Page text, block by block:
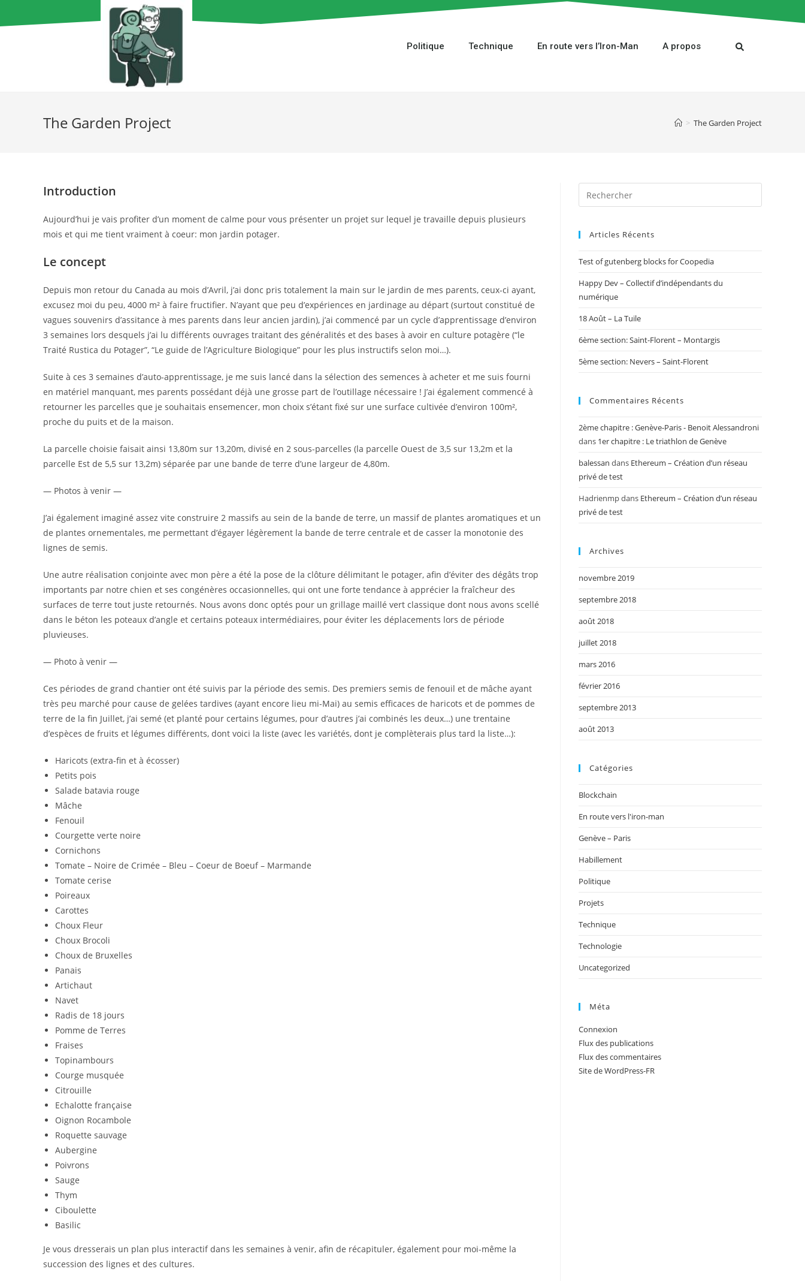
Politique Technique En route vers l’Iron-Man A propos
The Garden Project > The Garden Project
Introduction
Aujourd’hui je vais profiter d’un moment de calme pour vous présenter un projet sur lequel je travaille depuis plusieurs
mois et qui me tient vraiment à coeur: mon jardin potager.
Le concept
Depuis mon retour du Canada au mois d’Avril, j’ai donc pris totalement la main sur le jardin de mes parents, ceux-ci ayant,
excusez moi du peu, 4000 m² à faire fructifier. N’ayant que peu d’expériences en jardinage au départ (surtout constitué de
vagues souvenirs d’assitance à mes parents dans leur ancien jardin), j’ai commencé par un cycle d’apprentissage d’environ
3 semaines lors desquels j’ai lu différents ouvrages traitant des généralités et des bases à avoir en culture potagère (“le
Traité Rustica du Potager”, “Le guide de l’Agriculture Biologique” pour les plus instructifs selon moi…).
Suite à ces 3 semaines d’auto-apprentissage, je me suis lancé dans la sélection des semences à acheter et me suis fourni
en matériel manquant, mes parents possédant déjà une grosse part de l’outillage nécessaire ! J’ai également commencé à
retourner les parcelles que je souhaitais ensemencer, mon choix s’étant fixé sur une surface cultivée d’environ 100m²,
proche du puits et de la maison.
La parcelle choisie faisait ainsi 13,80m sur 13,20m, divisé en 2 sous-parcelles (la parcelle Ouest de 3,5 sur 13,2m et la
parcelle Est de 5,5 sur 13,2m) séparée par une bande de terre d’une largeur de 4,80m.
— Photos à venir —
J’ai également imaginé assez vite construire 2 massifs au sein de la bande de terre, un massif de plantes aromatiques et un
de plantes ornementales, me permettant d’égayer légèrement la bande de terre centrale et de casser la monotonie des
lignes de semis.
Une autre réalisation conjointe avec mon père a été la pose de la clôture délimitant le potager, afin d’éviter des dégâts trop
importants par notre chien et ses congénères occasionnelles, qui ont une forte tendance à apprécier la fraîcheur des
surfaces de terre tout juste retournés. Nous avons donc optés pour un grillage maillé vert classique dont nous avons scellé
dans le béton les poteaux d’angle et certains poteaux intermédiaires, pour éviter les déplacements lors de période
pluvieuses.
— Photo à venir —
Ces périodes de grand chantier ont été suivis par la période des semis. Des premiers semis de fenouil et de mâche ayant
très peu marché pour cause de gelées tardives (ayant encore lieu mi-Mai) au semis efficaces de haricots et de pommes de
terre de la fin Juillet, j’ai semé (et planté pour certains légumes, pour d’autres j’ai combinés les deux…) une trentaine
d’espèces de fruits et légumes différents, dont voici la liste (avec les variétés, dont je complèterais plus tard la liste…):
Haricots (extra-fin et à écosser)
Petits pois
Salade batavia rouge
Mâche
Fenouil
Courgette verte noire
Cornichons
Tomate – Noire de Crimée – Bleu – Coeur de Boeuf – Marmande
Tomate cerise
Poireaux
Carottes
Choux Fleur
Choux Brocoli
Choux de Bruxelles
Panais
Artichaut
Navet
Radis de 18 jours
Pomme de Terres
Fraises
Topinambours
Courge musquée
Citrouille
Echalotte française
Oignon Rocambole
Roquette sauvage
Aubergine
Poivrons
Sauge
Thym
Ciboulette
Basilic
Je vous dresserais un plan plus interactif dans les semaines à venir, afin de récapituler, également pour moi-même la
succession des lignes et des cultures.
Articles Récents
Test of gutenberg blocks for Coopedia
Happy Dev – Collectif d’indépendants du
numérique
18 Août – La Tuile
6ème section: Saint-Florent – Montargis
5ème section: Nevers – Saint-Florent
Commentaires Récents
2ème chapitre : Genève-Paris - Benoit Alessandroni
dans 1er chapitre : Le triathlon de Genève
balessan dans Ethereum – Création d’un réseau
privé de test
Hadrienmpdans Ethereum – Création d’un réseau
privé de test
Archives
novembre 2019
septembre 2018
août 2018
juillet 2018
mars 2016
février 2016
septembre 2013
août 2013
Catégories
Blockchain
En route vers l'iron-man
Genève – Paris
Habillement
Politique
Projets
Technique
Technologie
Uncategorized
Méta
Connexion
Flux des publications
Flux des commentaires
Site de WordPress-FR